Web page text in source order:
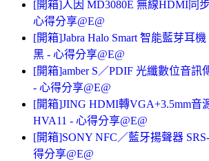
[開箱]人因 MD3080E 無線HDMI同
心得分享@E@
[開箱]Jabra Halo Smart 智能藍芽耳
黑 - 心得分享@E@
[開箱]amber S／PDIF 光纖數位音訊
- 心得分享@E@
[開箱]JING HDMI轉VGA+3.5mm音
HVA11 - 心得分享@E@
[開箱]SONY NFC／藍牙揚聲器
得分享@E@